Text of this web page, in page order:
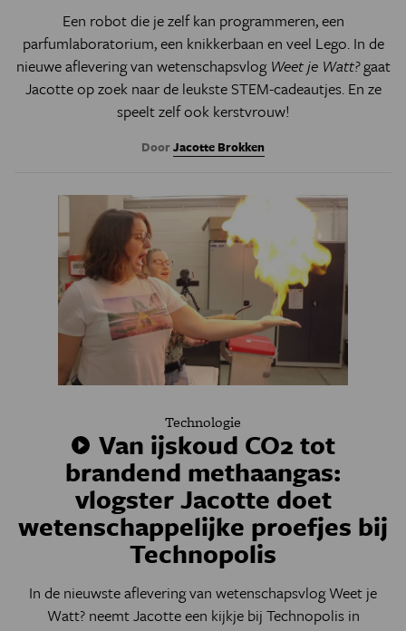
Een robot die je zelf kan programmeren, een
parfumlaboratorium, een knikkerbaan en veel Lego. In de
nieuwe aflevering van wetenschapsvlog Weet je Watt?gaat
Jacotte op zoek naar de leukste STEM-cadeautjes. En ze
speelt zelf ook kerstvrouw!
DoorJacotte Brokken
Technologie
Van ijskoud CO2 tot
brandend methaangas:
vlogster Jacotte doet
wetenschappelijke proefjes bij
Technopolis
In de nieuwste aflevering van wetenschapsvlog Weet je
Watt? neemt Jacotte een kijkje bij Technopolis in